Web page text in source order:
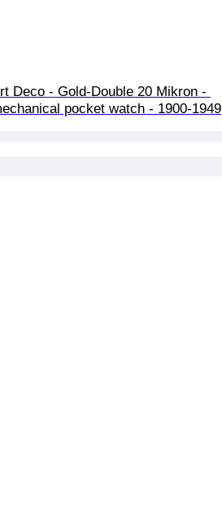
Deco - Gold-Double 20 Mikron -
pocket watch - 1900-1949